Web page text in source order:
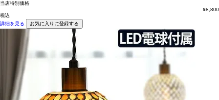
当店特別価格
¥8,800
税込
詳細を見る
お気に入りに登録する